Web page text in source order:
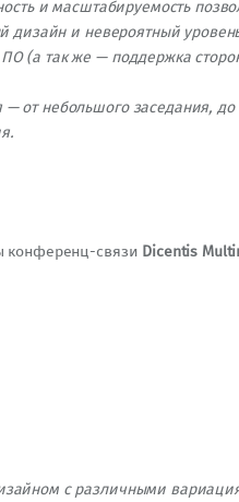
и масштабируемость
и невероятный
(а так же — поддержка
от небольшого заседания,
конференц-связи Dicentis
с различными